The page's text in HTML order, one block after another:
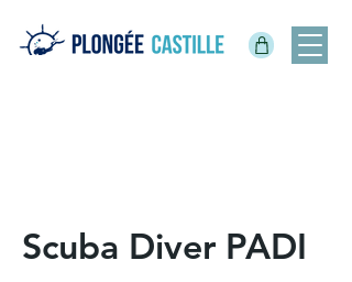
Scuba Diver PADI